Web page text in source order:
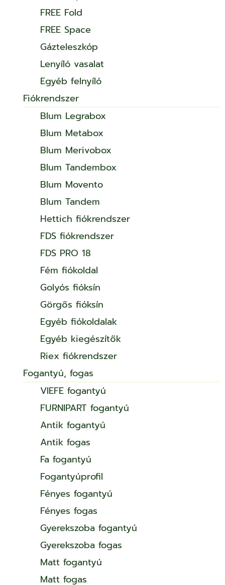
FREE Fold
FREE Space
Gázteleszkóp
Lenyíló vasalat
Egyéb felnyíló
Fiókrendszer
Blum Legrabox
Blum Metabox
Blum Merivobox
Blum Tandembox
Blum Movento
Blum Tandem
Hettich fiókrendszer
FDS fiókrendszer
FDS PRO 18
Fém fiókoldal
Golyós fióksín
Görgős fióksín
Egyéb fiókoldalak
Egyéb kiegészítők
Riex fiókrendszer
Fogantyú, fogas
VIEFE fogantyú
FURNIPART fogantyú
Antik fogantyú
Antik fogas
Fa fogantyú
Fogantyúprofil
Fényes fogantyú
Fényes fogas
Gyerekszoba fogantyú
Gyerekszoba fogas
Matt fogantyú
Matt fogas